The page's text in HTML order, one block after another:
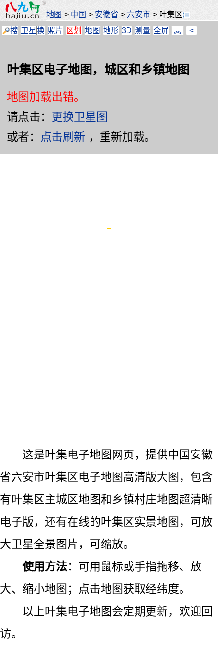
地图 > 中国 > 安徽省 >六安市 > 叶集区
搜 卫星换 照片 区划 地图 地形 3D 测量 全屏 ︽ <
叶集区电子地图，城区和乡镇地图
地图加载出错。
请点击： 更换卫星图
或者：
点击刷新 ，重新加载。
这是叶集电子地图网页，提供中国安徽
省六安市叶集区电子地图高清版大图，包含
有叶集区主城区地图和乡镇村庄地图超清晰
电子版，还有在线的叶集区实景地图，可放
大卫星全景图片，可缩放。
使用方法：可用鼠标或手指拖移、放
大、缩小地图；点击地图获取经纬度。
以上叶集电子地图会定期更新，欢迎回
访。